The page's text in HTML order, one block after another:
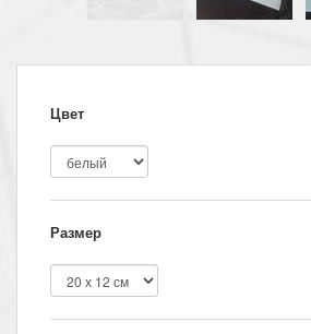
Цвет
Размер